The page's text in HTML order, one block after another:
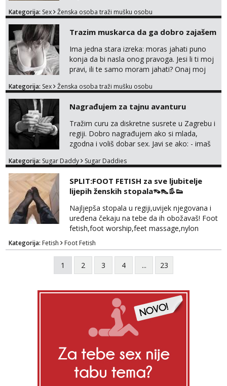
trazim puno samo malo njeznosti i
poljupce po tijelu koji me jako
pale,obozavam kad muskarac preuzme
kontrolu . javi se :) Klikni na link ispod i nadji
me tamo, cekam te!
Kategorija: Sex Ženska osoba traži mušku osobu
Trazim muskarca da ga dobro zajašem
Ima jedna stara izreka: moras jahati puno
konja da bi nasla onog pravoga. Jesi li ti moj
pravi, ili te samo moram jahati? Onaj moj
na sexdater link i javi mi se tamo....
Kategorija: Sex Ženska osoba traži mušku osobu
Nagrađujem za tajnu avanturu
Tražim curu za diskretne susrete u Zagrebu i
regiji. Dobro nagrađujem ako si mlada,
zgodna i voliš dobar sex. Javi se ako: - imaš
kosu - se dobro ljubiš - si fleksibilna s
dostupna radnim danom (vikendi i noći su za
obitelj) - vodiš brigu o zdravlju i koristiš
zaštitu Ne javljajte se: - debele - frajeri i
paro...
Kategorija: Sugar Daddy Sugar Daddies
SPLIT:FOOT FETISH za sve ljubitelje
lijepih ženskih stopala👡👠👢👟
Najljepša stopala u regiji,uvijek njegovana i
uređena čekaju na tebe da ih obožavaš! Foot
fetish,foot worship,feet massage,nylon
fetish,trampling... Ponedjeljak-subota:15-
20.30h. Samo za istinske obožavatelje ovog
fetisha,isključivo POZIV. Sex i sl.ISKLJUČENO!
Kategorija: Fetish Foot Fetish
1 2 3 4 ... 23